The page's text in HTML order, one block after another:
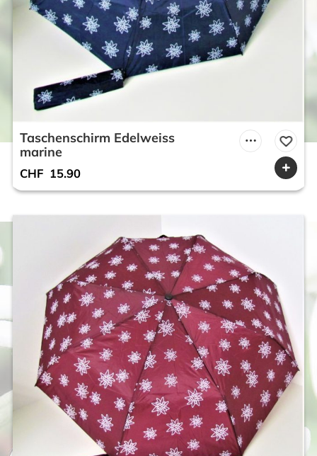
Taschenschirm Edelweiss
marine
CHF 15.90